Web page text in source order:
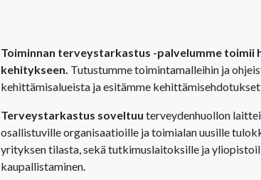
Toiminnan terveystarkastus -palvelumme
kehitykseen. Tutustumme toimintamalleihin ja
kehittämisalueista ja esitämme
Terveystarkastus soveltuu terveydenhuollon
osallistuville organisaatioille ja toimialan uusille
yrityksen tilasta, sekä tutkimuslaitoksille ja
kaupallistaminen.